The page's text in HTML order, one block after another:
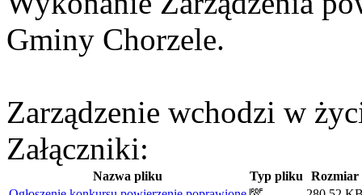
Gminy Chorzele.
Zarządzenie wchodzi w
Załączniki:
Nazwa pliku Typ pliku Rozmiar